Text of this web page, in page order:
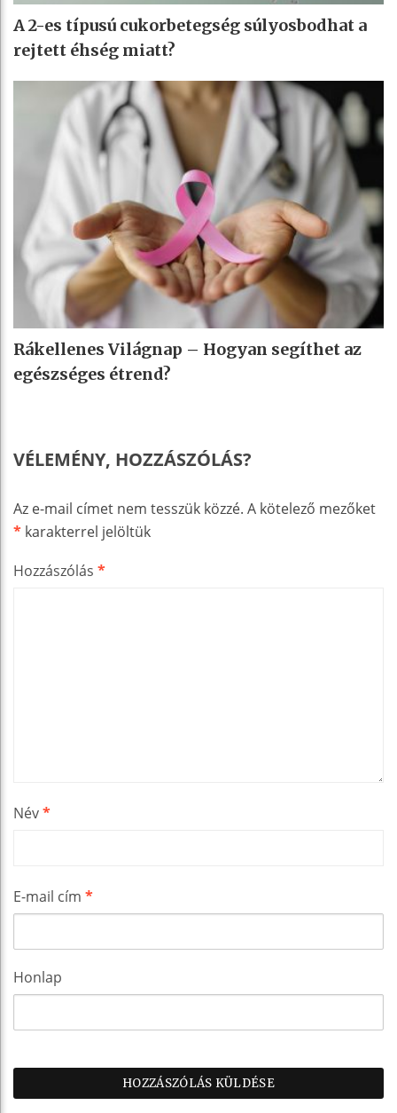
A 2-es típusú cukorbetegség súlyosbodhat a
rejtett éhség miatt?
Rákellenes Világnap – Hogyan segíthet az
egészséges étrend?
VÉLEMÉNY, HOZZÁSZÓLÁS?
Az e-mail címet nem tesszük közzé. A kötelező mezőket
* karakterrel jelöltük
Hozzászólás *
Név*
E-mail cím *
Honlap